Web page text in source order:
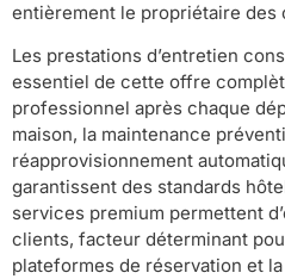
entièrement le propriétaire des
Les prestations d’entretien
essentiel de cette offre
professionnel après chaque
maison, la maintenance
réapprovisionnement
garantissent des standards
services premium permettent
clients, facteur déterminant
plateformes de réservation et